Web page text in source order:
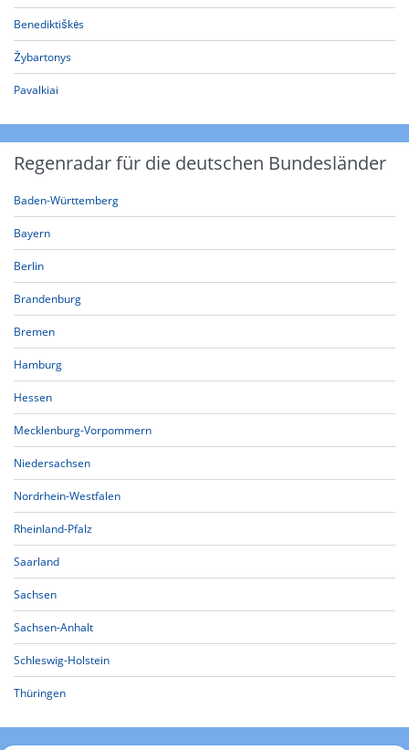
Benediktiškės
Žybartonys
Pavalkiai
Regenradar für die deutschen Bundesländer
Baden-Württemberg
Bayern
Berlin
Brandenburg
Bremen
Hamburg
Hessen
Mecklenburg-Vorpommern
Niedersachsen
Nordrhein-Westfalen
Rheinland-Pfalz
Saarland
Sachsen
Sachsen-Anhalt
Schleswig-Holstein
Thüringen